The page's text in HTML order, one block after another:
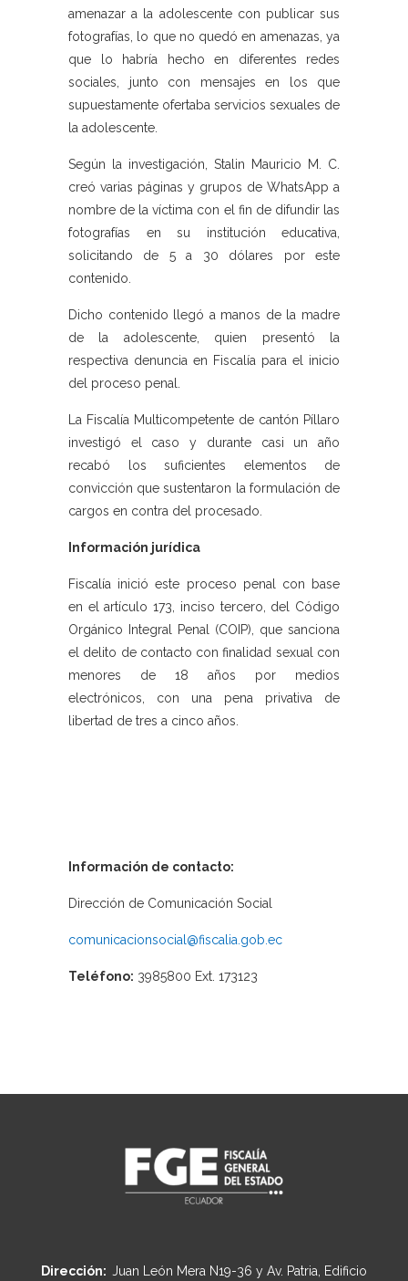
amenazar a la adolescente con publicar sus
fotografías, lo que no quedó en amenazas, ya
que lo habría hecho en diferentes redes
sociales, junto con mensajes en los que
supuestamente ofertaba servicios sexuales de
la adolescente.
Según la investigación, Stalin Mauricio M. C.
creó varias páginas y grupos de WhatsApp a
nombre de la víctima con el fin de difundir las
fotografías en su institución educativa,
solicitando de 5 a 30 dólares por este
contenido.
Dicho contenido llegó a manos de la madre
de la adolescente, quien presentó la
respectiva denuncia en Fiscalía para el inicio
del proceso penal.
La Fiscalía Multicompetente de cantón Píllaro
investigó el caso y durante casi un año
recabó los suficientes elementos de
convicción que sustentaron la formulación de
cargos en contra del procesado.
Información jurídica
Fiscalía inició este proceso penal con base
en el artículo 173, inciso tercero, del Código
Orgánico Integral Penal (COIP), que sanciona
el delito de contacto con finalidad sexual con
menores de 18 años por medios
electrónicos, con una pena privativa de
libertad de tres a cinco años.
Información de contacto:
Dirección de Comunicación Social
comunicacionsocial@fiscalia.gob.ec
Teléfono: 3985800 Ext. 173123
Dirección: Juan León Mera N19-36 y Av. Patria, Edificio